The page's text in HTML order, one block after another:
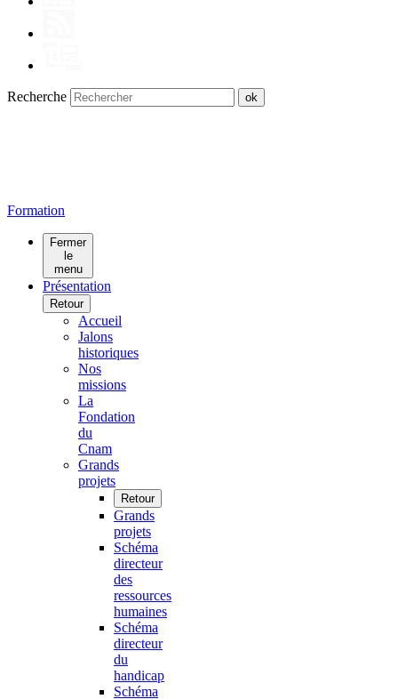
Recherche
Formation
Fermer
le
menu
Présentation
Retour
Accueil
Jalons
historiques
Nos
missions
La
Fondation
du
Cnam
Grands
projets
Retour
Grands
projets
Schéma
directeur
des
ressources
humaines
Schéma
directeur
du
handicap
Schéma